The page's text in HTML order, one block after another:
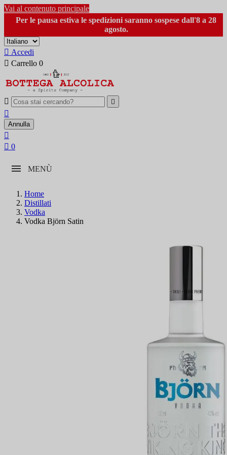
Vai al contenuto principale
Per le pausa estiva le spedizioni saranno sospese dall'8 a 28
agosto.
 Accedi
 Carrello 0
 

Annulla

 0
MENÙ
Home
Distillati
Vodka
Vodka Björn Satin